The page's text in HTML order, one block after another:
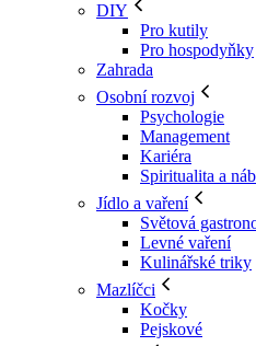
DIY
Pro kutily
Pro hospodyňky
Zahrada
Osobní rozvoj
Psychologie
Management
Kariéra
Spiritualita a
Jídlo a vaření
Světová
Levné vaření
Kulinářské triky
Mazlíčci
Kočky
Pejskové